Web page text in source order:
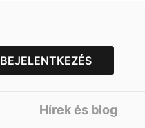
BEJELENTKEZÉS
Hírek és blog